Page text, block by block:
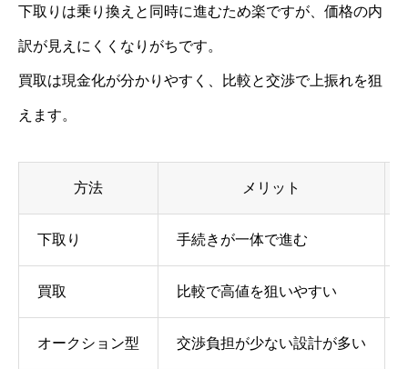
下取りは乗り換えと同時に進むため楽ですが、価格の内
訳が見えにくくなりがちです。
買取は現金化が分かりやすく、比較と交渉で上振れを狙
えます。
方法 メリット
下取り 手続きが一体で進む
買取 比較で高値を狙いやすい
オークション型 交渉負担が少ない設計が多い